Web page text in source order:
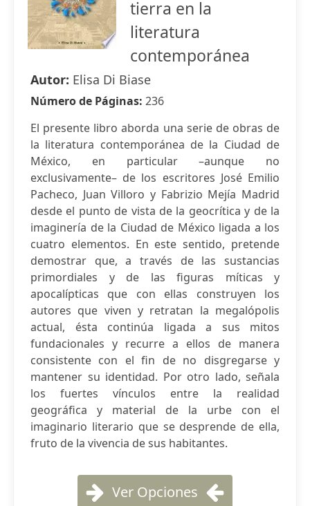
tierra en la
literatura
contemporánea
Autor: Elisa Di Biase
Número de Páginas: 236
El presente libro aborda una serie de obras de
la literatura contemporánea de la Ciudad de
México, en particular –aunque no
exclusivamente– de los escritores José Emilio
Pacheco, Juan Villoro y Fabrizio Mejía Madrid
desde el punto de vista de la geocrítica y de la
imaginería de la Ciudad de México ligada a los
cuatro elementos. En este sentido, pretende
demostrar que, a través de las sustancias
primordiales y de las figuras míticas y
apocalípticas que con ellas construyen los
autores que viven y retratan la megalópolis
actual, ésta continúa ligada a sus mitos
fundacionales y recurre a ellos de manera
consistente con el fin de no disgregarse y
mantener su identidad. Por otro lado, señala
los fuertes vínculos entre la realidad
geográfica y material de la urbe con el
imaginario literario que se desprende de ella,
fruto de la vivencia de sus habitantes.
Ver Opciones